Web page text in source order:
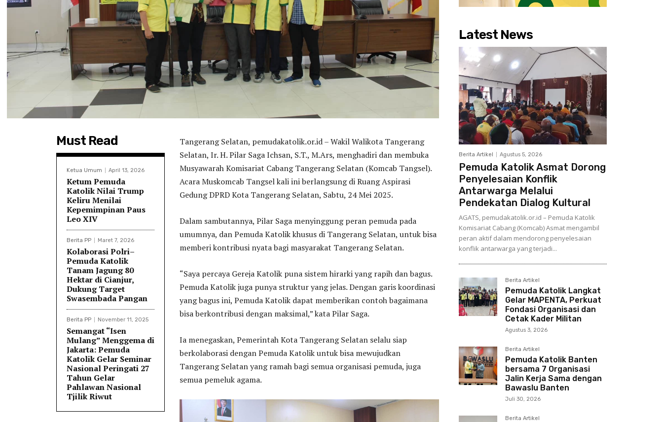
Must Read
Ketua Umum April 13, 2026
Ketum Pemuda
Katolik Nilai Trump
Keliru Menilai
Kepemimpinan Paus
Leo XIV
Berita PP Maret 7, 2026
Kolaborasi Polri–
Pemuda Katolik
Tanam Jagung 80
Hektar di Cianjur,
Dukung Target
Swasembada Pangan
Berita PP November 11, 2025
Semangat “Isen
Mulang” Menggema di
Jakarta: Pemuda
Katolik Gelar Seminar
Nasional Peringati 27
Tahun Gelar
Pahlawan Nasional
Tjilik Riwut
Tangerang Selatan, pemudakatolik.or.id – Wakil Walikota Tangerang
Selatan, Ir. H. Pilar Saga Ichsan, S.T., M.Ars, menghadiri dan membuka
Musyawarah Komisariat Cabang Tangerang Selatan (Komcab Tangsel).
Acara Muskomcab Tangsel kali ini berlangsung di Ruang Aspirasi
Gedung DPRD Kota Tangerang Selatan, Sabtu, 24 Mei 2025.
Dalam sambutannya, Pilar Saga menyinggung peran pemuda pada
umumnya, dan Pemuda Katolik khusus di Tangerang Selatan, untuk bisa
memberi kontribusi nyata bagi masyarakat Tangerang Selatan.
“Saya percaya Gereja Katolik puna sistem hirarki yang rapih dan bagus.
Pemuda Katolik juga punya struktur yang jelas. Dengan garis koordinasi
yang bagus ini, Pemuda Katolik dapat memberikan contoh bagaimana
bisa berkontribusi dengan maksimal,” kata Pilar Saga.
Ia menegaskan, Pemerintah Kota Tangerang Selatan selalu siap
berkolaborasi dengan Pemuda Katolik untuk bisa mewujudkan
Tangerang Selatan yang ramah bagi semua organisasi pemuda, juga
semua pemeluk agama.
Latest News
Berita Artikel Agustus 5, 2026
Pemuda Katolik Asmat Dorong
Penyelesaian Konflik
Antarwarga Melalui
Pendekatan Dialog Kultural
AGATS, pemudakatolik.or.id – Pemuda Katolik
Komisariat Cabang (Komcab) Asmat mengambil
peran aktif dalam mendorong penyelesaian
konflik antarwarga yang terjadi...
Berita Artikel
Pemuda Katolik Langkat
Gelar MAPENTA, Perkuat
Fondasi Organisasi dan
Cetak Kader Militan
Agustus 3, 2026
Berita Artikel
Pemuda Katolik Banten
bersama 7 Organisasi
Jalin Kerja Sama dengan
Bawaslu Banten
Juli 30, 2026
Berita Artikel